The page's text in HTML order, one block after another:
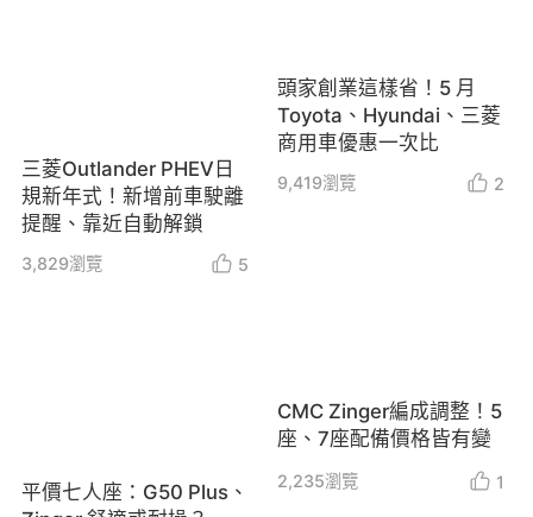
三菱Outlander PHEV日
規新年式！新增前車駛離
提醒、靠近自動解鎖
3,829瀏覽 5
平價七人座：G50 Plus、
頭家創業這樣省！5 月
Toyota、Hyundai、三菱
商用車優惠一次比
9,419瀏覽 2
CMC Zinger編成調整！5
座、7座配備價格皆有變
2,235瀏覽 1